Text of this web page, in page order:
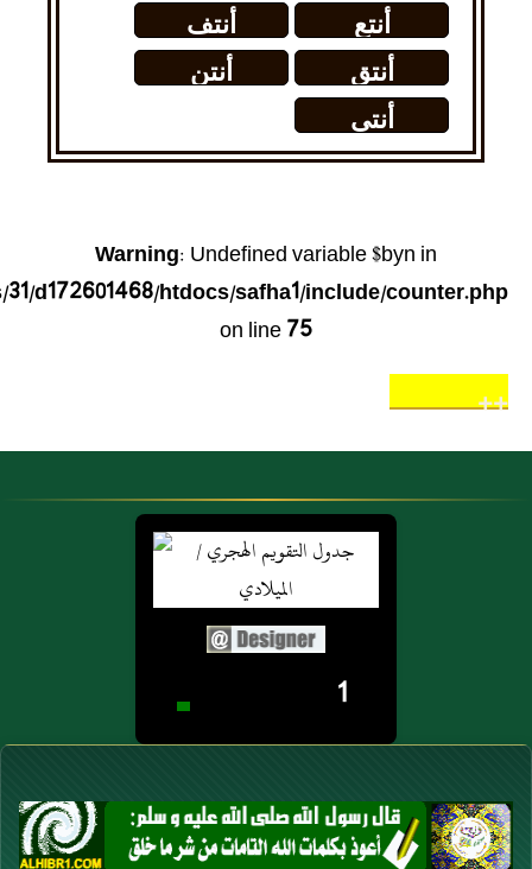
يحذر توزيعه
من أجل ربح
مادي
مسوس البلاد
يشتكون
أنتع
أنتف
أنتق
أنتن
أنتى
Warning: Undefined variable $byn in
d172601468/htdocs/safha1/include/counter.php
on line75
++
1